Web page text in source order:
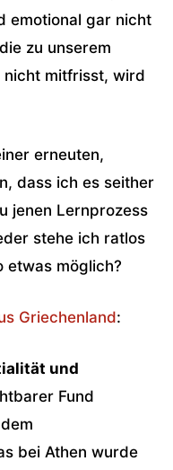
emotional gar nicht
zu unserem
nicht mitfrisst, wird
erneuten,
dass ich es seither
jenen Lernprozess
stehe ich ratlos
etwas möglich?
Griechenland:
und
Fund
bei Athen wurde